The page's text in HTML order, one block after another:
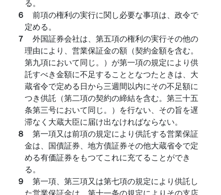
る。
６ 前項の権利の実行に関し必要な事項は、政令で
定める。
７ 外国証券会社は、第五項の権利の実行その他の
理由により、営業保証金の額（契約金額を含む。
第九項において同じ。）が第一項の規定により供
託すべき金額に不足することとなつたときは、大
蔵省令で定める日から三週間以内にその不足額に
つき供託（第二項の契約の締結を含む。第三十五
条第三号において同じ。）を行ない、その旨を遅
滞なく大蔵大臣に届け出なければならない。
８ 第一項又は前項の規定により供託する営業保証
金は、国債証券、地方債証券その他大蔵省令で定
める有価証券をもつてこれに充てることができ
る。
９ 第一項、第三項又は第七項の規定により供託し